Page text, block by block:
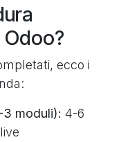
ecco i
moduli): 4-6